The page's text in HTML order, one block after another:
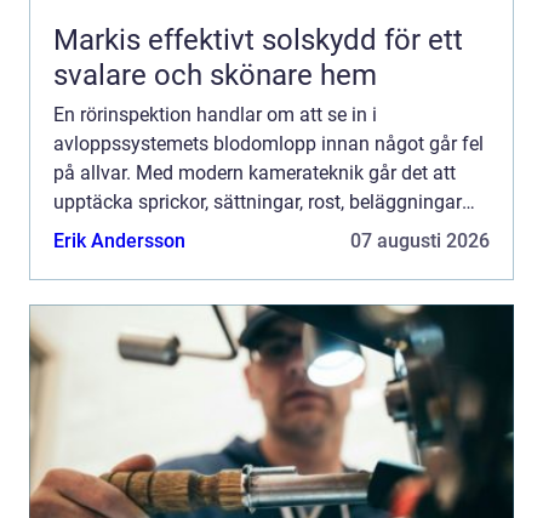
Markis effektivt solskydd för ett
svalare och skönare hem
En rörinspektion handlar om att se in i
avloppssystemets blodomlopp innan något går fel
på allvar. Med modern kamerateknik går det att
upptäcka sprickor, sättningar, rost, beläggningar
och felaktiga lutningar i tid. För villaägare,
Erik Andersson 07 augusti 2026